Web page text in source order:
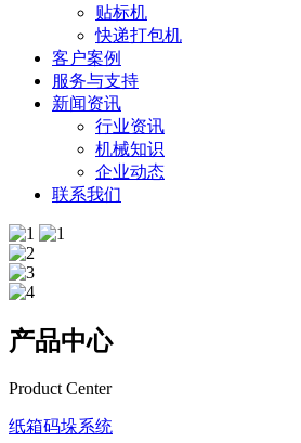
贴标机
快递打包机
客户案例
服务与支持
新闻资讯
行业资讯
机械知识
企业动态
联系我们
产品中心
Product Center
纸箱码垛系统